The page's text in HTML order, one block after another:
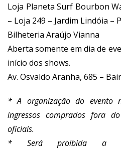
Loja Planeta Surf Bourbon
– Loja 249 – Jardim Lindóia –
Bilheteria Araújo Vianna
Aberta somente em dia de
início dos shows.
Av. Osvaldo Aranha, 685 –
* A organização do evento
ingressos comprados fora
oficiais.
* Será proibida a